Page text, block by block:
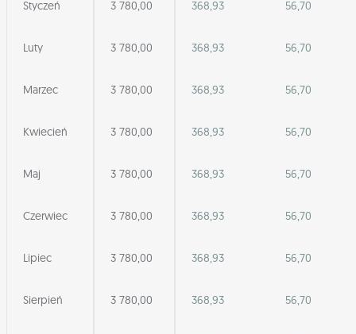
Styczeń 3 780,00 368,93 56,70
Luty 3 780,00 368,93 56,70
Marzec 3 780,00 368,93 56,70
Kwiecień 3 780,00 368,93 56,70
Maj 3 780,00 368,93 56,70
Czerwiec 3 780,00 368,93 56,70
Lipiec 3 780,00 368,93 56,70
Sierpień 3 780,00 368,93 56,70